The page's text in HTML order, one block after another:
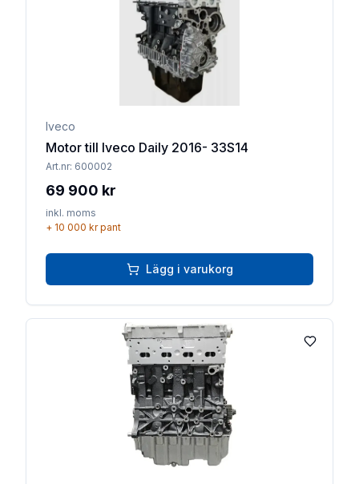
Iveco
Motor till Iveco Daily 2016- 33S14
Art.nr: 600002
69 900 kr
inkl. moms
+ 10 000 krpant
Lägg i varukorg
Lägg till